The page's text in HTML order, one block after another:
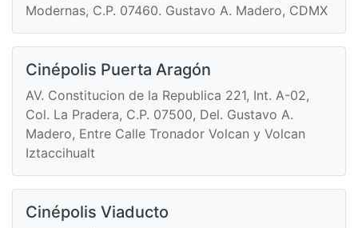
Modernas, C.P. 07460. Gustavo A. Madero, CDMX
Cinépolis Puerta Aragón
AV. Constitucion de la Republica 221, Int. A-02,
Col. La Pradera, C.P. 07500, Del. Gustavo A.
Madero, Entre Calle Tronador Volcan y Volcan
Iztaccihualt
Cinépolis Viaducto